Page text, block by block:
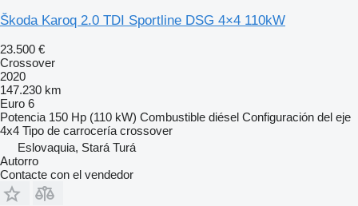
Škoda Karoq 2.0 TDI Sportline DSG 4×4 110kW
23.500 €
Crossover
2020
147.230 km
Euro 6
Potencia 150 Hp (110 kW) Combustible diésel Configuración del eje
4x4 Tipo de carrocería crossover
Eslovaquia, Stará Turá
Autorro
Contacte con el vendedor